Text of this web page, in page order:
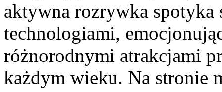
aktywna rozrywka
technologiami,
różnorodnymi atrakcjami
każdym wieku. Na stronie